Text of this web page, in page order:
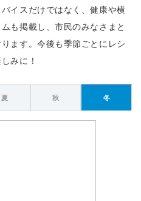
イスだけではなく、健康や横
も掲載し、市民のみなさまと
ます。今後も季節ごとにレシ
みに！
夏 秋 冬